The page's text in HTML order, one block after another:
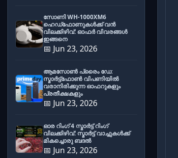
സോണി WH-1000XM6
ഹെഡ്‌ഫോണുകൾക്ക് വൻ
വിലക്കിഴിവ്: ഓഫർ വിവരങ്ങൾ
ഇങ്ങനെ
📅 Jun 23, 2026
ആമസോൺ പ്രൈം ഡേ:
സ്മാർട്ട്ഫോൺ വിപണിയിൽ
വരാനിരിക്കുന്ന ഓഫറുകളും
പ്രതീക്ഷകളും
📅 Jun 23, 2026
ഓര റിംഗ് 4 സ്മാർട്ട് റിംഗ്
വിലക്കിഴിവ്: സ്മാർട്ട് വാച്ചുകൾക്ക്
മികച്ചൊരു ബദൽ
📅 Jun 23, 2026